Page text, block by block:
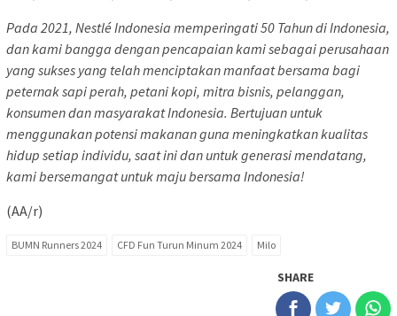
Pada 2021, Nestlé Indonesia memperingati 50 Tahun di Indonesia,
dan kami bangga dengan pencapaian kami sebagai perusahaan
yang sukses yang telah menciptakan manfaat bersama bagi
peternak sapi perah, petani kopi, mitra bisnis, pelanggan,
konsumen dan masyarakat Indonesia. Bertujuan untuk
menggunakan potensi makanan guna meningkatkan kualitas
hidup setiap individu, saat ini dan untuk generasi mendatang,
kami bersemangat untuk maju bersama Indonesia!
(AA/r)
BUMN Runners 2024 CFD Fun Turun Minum 2024 Milo
SHARE